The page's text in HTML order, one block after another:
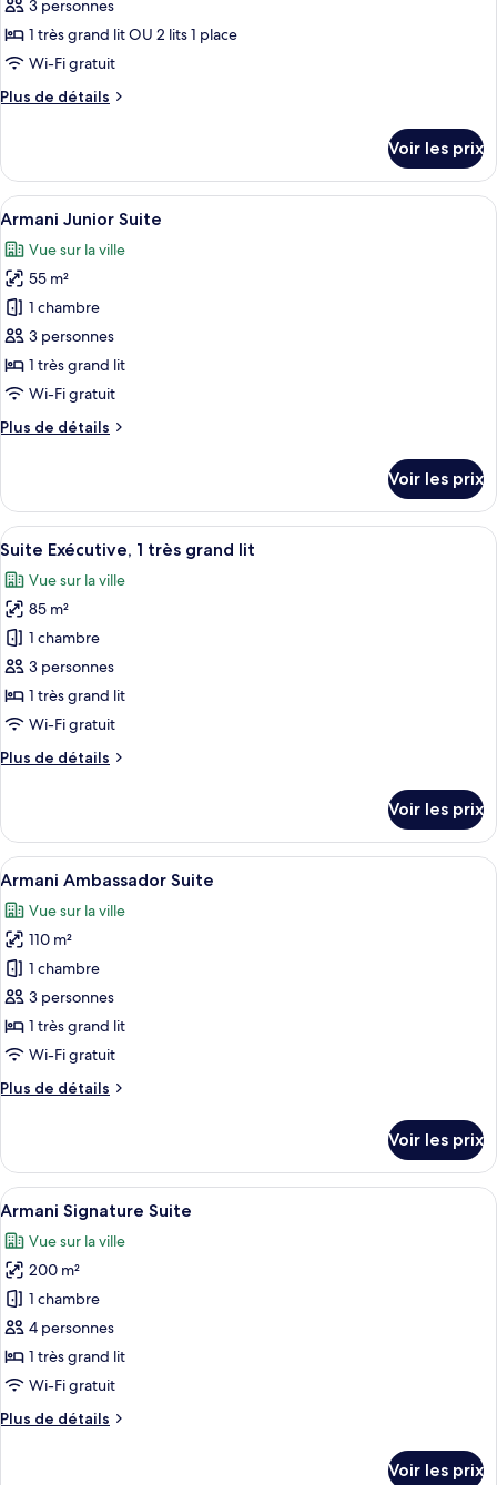
type
de
chambre :
Armani
3 personnes
1 très grand lit OU 2 lits 1 place
Wi-Fi gratuit
Plus de détails
Plus
le
type
de
Armani
premiere
room
Voir les prix
Afficher
toutes
les
photos
pour
ce
type
de
chambre :
Armani
Une chambre d’hôtel moderne
5
Armani Junior Suite
Vue sur la ville
55 m²
1 chambre
3 personnes
1 très grand lit
Wi-Fi gratuit
Plus de détails
Plus
le
type
de
Armani
Junior
Suite
Voir les prix
Afficher
toutes
les
photos
pour
ce
type
de
chambre :
Suite
très
grand
lit
Suite Exécutive, 1 très grand lit |
6
Suite Exécutive, 1 très grand lit
Vue sur la ville
85 m²
1 chambre
3 personnes
1 très grand lit
Wi-Fi gratuit
Plus de détails
Plus
le
type
de
Suite
Exécutive,
très
grand
lit
Voir les prix
Afficher
toutes
les
photos
pour
ce
type
de
chambre :
Armani
Une chambre moderne avec un
6
Armani Ambassador Suite
Vue sur la ville
110 m²
1 chambre
3 personnes
1 très grand lit
Wi-Fi gratuit
Plus de détails
Plus
le
type
de
Armani
Ambassador
Suite
Voir les prix
Afficher
toutes
les
photos
pour
ce
type
de
chambre :
Armani
Un intérieur spacieux agrémenté
9
Armani Signature Suite
Vue sur la ville
200 m²
1 chambre
4 personnes
1 très grand lit
Wi-Fi gratuit
Plus de détails
Plus
Voir les prix